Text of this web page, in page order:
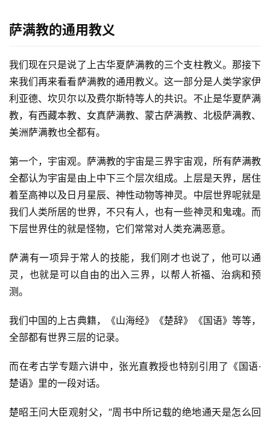
萨满教的通用教义
我们现在只是说了上古华夏萨满教的三个支柱教义。那接下
来我们再来看看萨满教的通用教义。这一部分是人类学家伊
利亚德、坎贝尔以及费尔斯特等人的共识。不止是华夏萨满
教，有西藏本教、女真萨满教、蒙古萨满教、北极萨满教、
美洲萨满教也全都有。
第一个，宇宙观。萨满教的宇宙是三界宇宙观，所有萨满教
全都认为宇宙是由上中下三个层次组成。上层是天界，居住
着至高神以及日月星辰、神性动物等神灵。中层世界呢就是
我们人类所居的世界，不只有人，也有一些神灵和鬼魂。而
下层世界住的就是怪物，它们常常对人类充满恶意。
萨满有一项异于常人的技能，我们刚才也说了，他可以通
灵，也就是可以自由的出入三界，以帮人祈福、治病和预
测。
我们中国的上古典籍，《山海经》《楚辞》《国语》等等，
全部都有世界三层的记录。
而在考古学专题六讲中，张光直教授也特别引用了《国语·
楚语》里的一段对话。
楚昭王问大臣观射父，“周书中所记载的绝地通天是怎么回